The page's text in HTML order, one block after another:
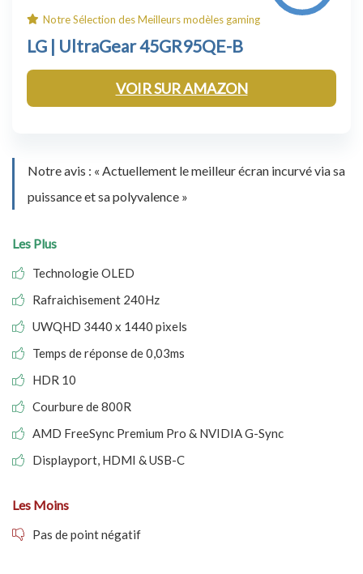
Notre Sélection des Meilleurs modèles gaming
LG | UltraGear45GR95QE-B
VOIR SUR AMAZON
Notre avis : « Actuellement le meilleur écran incurvé via sa
puissance et sa polyvalence »
Les Plus
Technologie OLED
Rafraichisement 240Hz
UWQHD 3440 x 1440 pixels
Temps de réponse de 0,03ms
HDR 10
Courbure de 800R
AMD FreeSync Premium Pro & NVIDIA G-Sync
Displayport, HDMI & USB-C
Les Moins
Pas de point négatif